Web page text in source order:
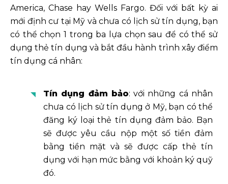
America, Chase hay Wells Fargo. Đối với bất kỳ ai
mới định cư tại Mỹ và chưa có lịch sử tín dụng, bạn
có thể chọn 1 trong ba lựa chọn sau để có thể sử
dụng thẻ tín dụng và bắt đầu hành trình xây điểm
tín dụng cá nhân:
Tín dụng đảm bảo: với những cá nhân
chưa có lịch sử tín dụng ở Mỹ, bạn có thể
đăng ký loại thẻ tín dụng đảm bảo. Bạn
sẽ được yêu cầu nộp một số tiền đảm
bằng tiền mặt và sẽ được cấp thẻ tín
dụng với hạn mức bằng với khoản ký quỹ
đó.